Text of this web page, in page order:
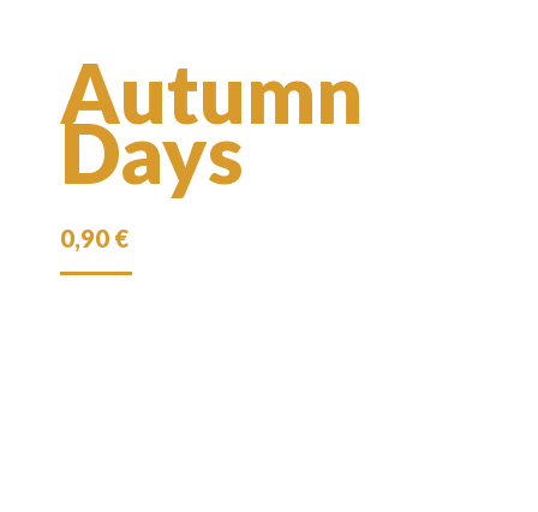
Autumn
Days
0,90 €